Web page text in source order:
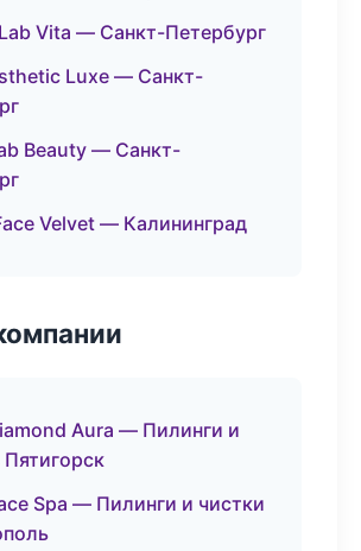
Vita — Санкт-Петербург
Luxe — Санкт-
Beauty — Санкт-
Velvet — Калининград
Aura — Пилинги и
Пятигорск
Spa — Пилинги и чистки